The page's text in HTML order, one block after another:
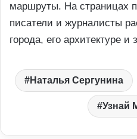
маршруты. На страницах
писатели и журналисты
города, его архитектуре
Наталья Сергунина
Узнай